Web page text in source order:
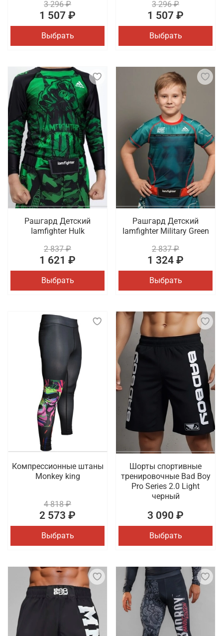
3 296 ₽
1 507 ₽
Выбрать
3 296 ₽
1 507 ₽
Выбрать
Рашгард Детский
Iamfighter Hulk
2 837 ₽
1 621 ₽
Выбрать
Рашгард Детский
Iamfighter Military Green
2 837 ₽
1 324 ₽
Выбрать
Компрессионные штаны
Monkey king
4 818 ₽
2 573 ₽
Выбрать
Шорты спортивные
тренировочные Bad Boy
Pro Series 2.0 Light
черный
3 090 ₽
Выбрать